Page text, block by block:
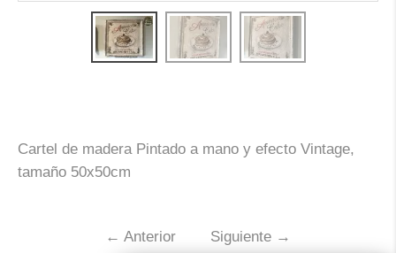
Cartel de madera Pintado a mano y efecto Vintage,
tamaño 50x50cm
← Anterior Siguiente →